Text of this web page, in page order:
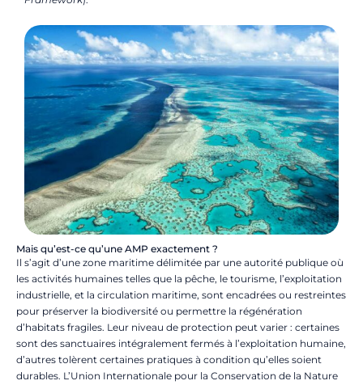
Mais qu’est-ce qu’une AMP exactement ?
Il s’agit d’une zone maritime délimitée par une autorité publique où
les activités humaines telles que la pêche, le tourisme, l’exploitation
industrielle, et la circulation maritime, sont encadrées ou restreintes
pour préserver la biodiversité ou permettre la régénération
d’habitats fragiles. Leur niveau de protection peut varier : certaines
sont des sanctuaires intégralement fermés à l’exploitation humaine,
d’autres tolèrent certaines pratiques à condition qu’elles soient
durables. L’Union Internationale pour la Conservation de la Nature